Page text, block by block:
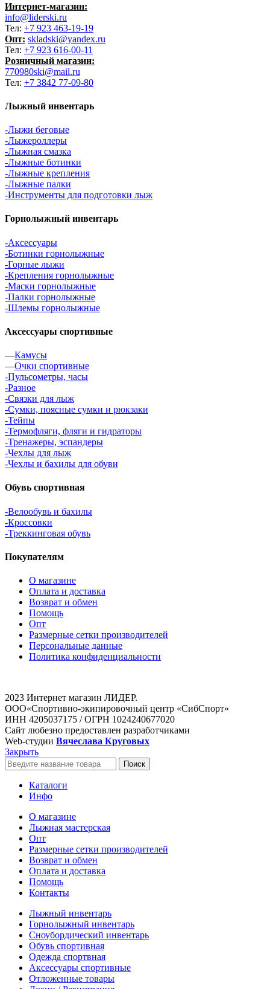
Интернет-магазин:
info@liderski.ru
Тел: +7 923 463-19-19
Опт: skladski@yandex.ru
Тел: +7 923 616-00-11
Розничный магазин:
770980ski@mail.ru
Тел: +7 3842 77-09-80
Лыжный инвентарь
-Лыжи беговые
-Лыжероллеры
-Лыжная смазка
-Лыжные ботинки
-Лыжные крепления
-Лыжные палки
-Инструменты для подготовки лыж
Горнолыжный инвентарь
-Аксессуары
-Ботинки горнолыжные
-Горные лыжи
-Крепления горнолыжные
-Маски горнолыжные
-Палки горнолыжные
-Шлемы горнолыжные
Аксессуары спортивные
—Камусы
—Очки спортивные
-Пульсометры, часы
-Разное
-Связки для лыж
-Сумки, поясные сумки и рюкзаки
-Тейпы
-Термофляги, фляги и гидраторы
-Тренажеры, эспандеры
-Чехлы для лыж
-Чехлы и бахилы для обуви
Обувь спортивная
-Велообувь и бахилы
-Кроссовки
-Треккинговая обувь
Покупателям
О магазине
Оплата и доставка
Возврат и обмен
Помощь
Опт
Размерные сетки производителей
Персональные данные
Политика конфиденциальности
2023 Интернет магазин ЛИДЕР.
ООО«Спортивно-экипировочный центр «СибСпорт»
ИНН 4205037175 / ОГРН 1024240677020
Сайт любезно предоставлен разработчиками
Web-студии Вячеслава Круговых
Закрыть
Поиск
Каталоги
Инфо
О магазине
Лыжная мастерская
Опт
Размерные сетки производителей
Возврат и обмен
Оплата и доставка
Помощь
Контакты
Лыжный инвентарь
Горнолыжный инвентарь
Сноубордический инвентарь
Обувь спортивная
Одежда спортвная
Аксессуары спортивные
Отложенные товары